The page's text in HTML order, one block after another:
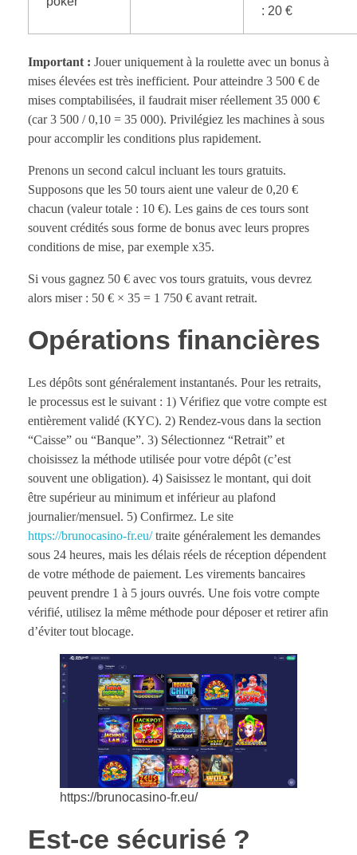
: 20 €
Important : Jouer uniquement à la roulette avec un bonus à
mises élevées est très inefficient. Pour atteindre 3 500 € de
mises comptabilisées, il faudrait miser réellement 35 000 €
(car 3 500 / 0,10 = 35 000). Privilégiez les machines à sous
pour accomplir les conditions plus rapidement.
Prenons un second calcul incluant les tours gratuits.
Supposons que les 50 tours aient une valeur de 0,20 €
chacun (valeur totale : 10 €). Les gains de ces tours sont
souvent crédités sous forme de bonus avec leurs propres
conditions de mise, par exemple x35.
Si vous gagnez 50 € avec vos tours gratuits, vous devrez
alors miser : 50 € × 35 = 1 750 € avant retrait.
Opérations financières
Les dépôts sont généralement instantanés. Pour les retraits,
le processus est le suivant : 1) Vérifiez que votre compte est
entièrement validé (KYC). 2) Rendez-vous dans la section
“Caisse” ou “Banque”. 3) Sélectionnez “Retrait” et
choisissez la méthode utilisée pour votre dépôt (c’est
souvent une obligation). 4) Saisissez le montant, qui doit
être supérieur au minimum et inférieur au plafond
journalier/mensuel. 5) Confirmez. Le site
https://brunocasino-fr.eu/traite généralement les demandes
sous 24 heures, mais les délais réels de réception dépendent
de votre méthode de paiement. Les virements bancaires
peuvent prendre 1 à 5 jours ouvrés. Une fois votre compte
vérifié, utilisez la même méthode pour déposer et retirer afin
d’éviter tout blocage.
https://brunocasino-fr.eu/
Est-ce sécurisé ?